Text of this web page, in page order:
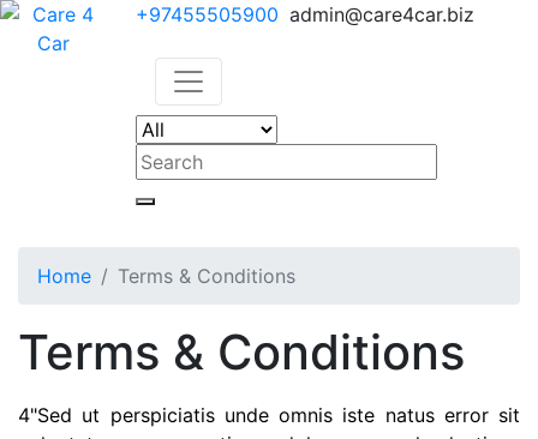
+97455505900 admin@care4car.biz
Home Terms & Conditions
Terms & Conditions
4"Sed ut perspiciatis unde omnis iste natus error sit